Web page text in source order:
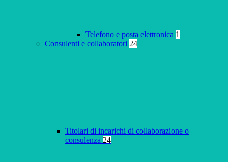
Telefono e posta elettronica 1
Consulenti e collaboratori 24
Titolari di incarichi di collaborazione o
consulenza 24